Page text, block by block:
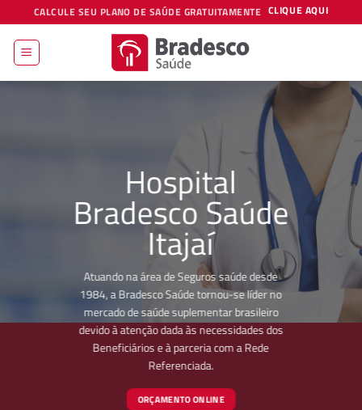
to
content
CALCULE SEU PLANO DE SAÚDE GRATUITAMENTE CLIQUE AQUI
Hospital
Bradesco Saúde
Itajaí
Atuando na área de Seguros saúde desde
1984, a Bradesco Saúde tornou-se líder no
mercado de saúde suplementar brasileiro
devido à atenção dada às necessidades dos
Beneficiários e à parceria com a Rede
Referenciada.
ORÇAMENTO ONLINE